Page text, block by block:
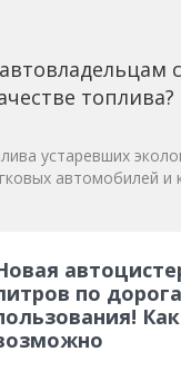
топлива?
устаревших
автомобилей и
по